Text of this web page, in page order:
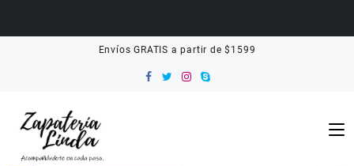
Envíos GRATIS a partir de $1599